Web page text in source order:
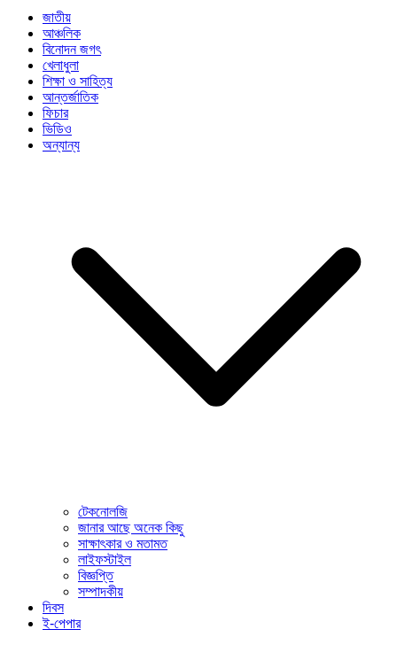
জাতীয়
আঞ্চলিক
বিনোদন জগৎ
খেলাধুলা
শিক্ষা ও সাহিত্য
আন্তর্জাতিক
ফিচার
ভিডিও
অন্যান্য
টেকনোলজি
জানার আছে অনেক কিছু
সাক্ষাৎকার ও মতামত
লাইফস্টাইল
বিজ্ঞপ্তি
সম্পাদকীয়
দিবস
ই-পেপার